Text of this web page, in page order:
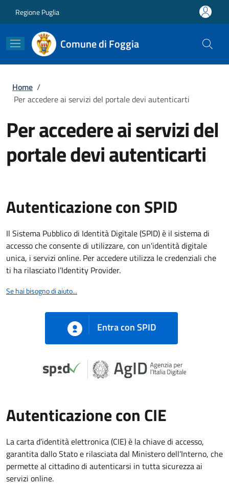
Regione Puglia
Comune di Foggia
Briciole di pane
Home /
Per accedere ai servizi del portale devi autenticarti
Per accedere ai servizi del
portale devi autenticarti
Autenticazione con SPID
Il Sistema Pubblico di Identità Digitale (SPID) è il sistema di
accesso che consente di utilizzare, con un'identità digitale
unica, i servizi online. Per accedere utilizza le credenziali che
ti ha rilasciato l’Identity Provider.
Se hai bisogno di aiuto...
Entra con SPID
Autenticazione con CIE
La carta d’identità elettronica (CIE) è la chiave di accesso,
garantita dallo Stato e rilasciata dal Ministero dell’Interno, che
permette al cittadino di autenticarsi in tutta sicurezza ai
servizi online.